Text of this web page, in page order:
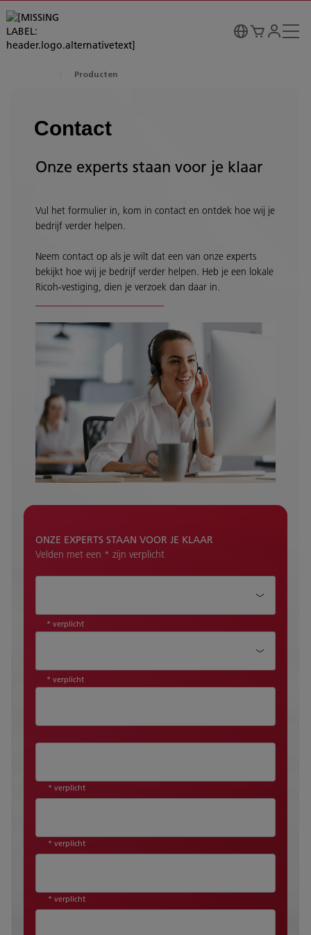
Producten
Contact
Onze experts staan voor je klaar
Vul het formulier in, kom in contact en ontdek hoe wij je
bedrijf verder helpen.
Neem contact op als je wilt dat een van onze experts
bekijkt hoe wij je bedrijf verder helpen. Heb je een lokale
Ricoh-vestiging, dien je verzoek dan daar in.
ONZE EXPERTS STAAN VOOR JE KLAAR
Velden met een * zijn verplicht
* verplicht
* verplicht
* verplicht
* verplicht
* verplicht